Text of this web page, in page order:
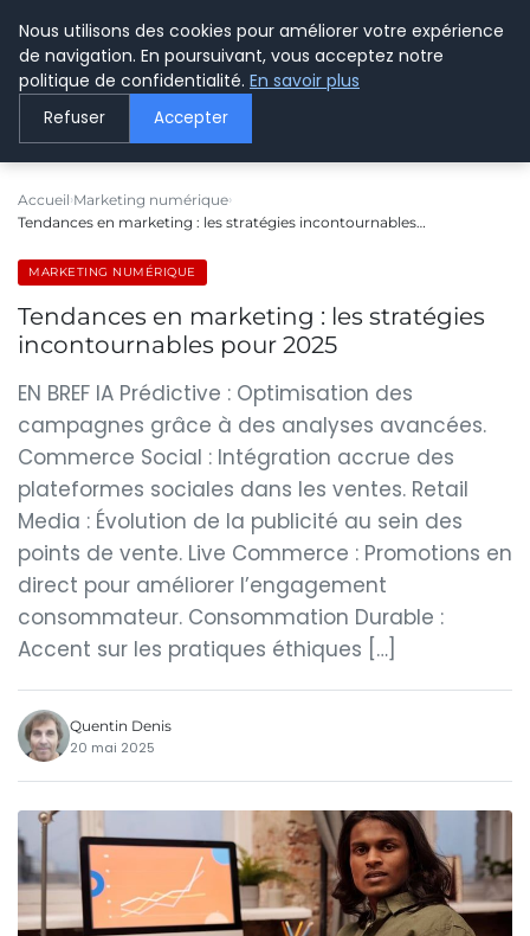
LE WEBMARKETING
Accueil Marketing numérique
Tendances en marketing : les stratégies incontournables…
MARKETING NUMÉRIQUE
Tendances en marketing : les stratégies
incontournables pour 2025
EN BREF IA Prédictive : Optimisation des
campagnes grâce à des analyses avancées.
Commerce Social : Intégration accrue des
plateformes sociales dans les ventes. Retail
Media : Évolution de la publicité au sein des
points de vente. Live Commerce : Promotions en
direct pour améliorer l’engagement
consommateur. Consommation Durable :
Accent sur les pratiques éthiques […]
Quentin Denis
20 mai 2025
Nous utilisons des cookies pour améliorer votre expérience
de navigation. En poursuivant, vous acceptez notre
politique de confidentialité. En savoir plus
Refuser Accepter